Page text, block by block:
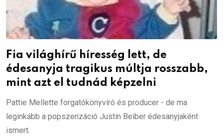
Fia világhírű híresség lett, de
édesanyja tragikus múltja rosszabb,
mint azt el tudnád képzelni
Pattie Mellette forgatókönyvíró és producer - de ma
leginkább a popszenzáció Justin Beiber édesanyjaként
ismert.